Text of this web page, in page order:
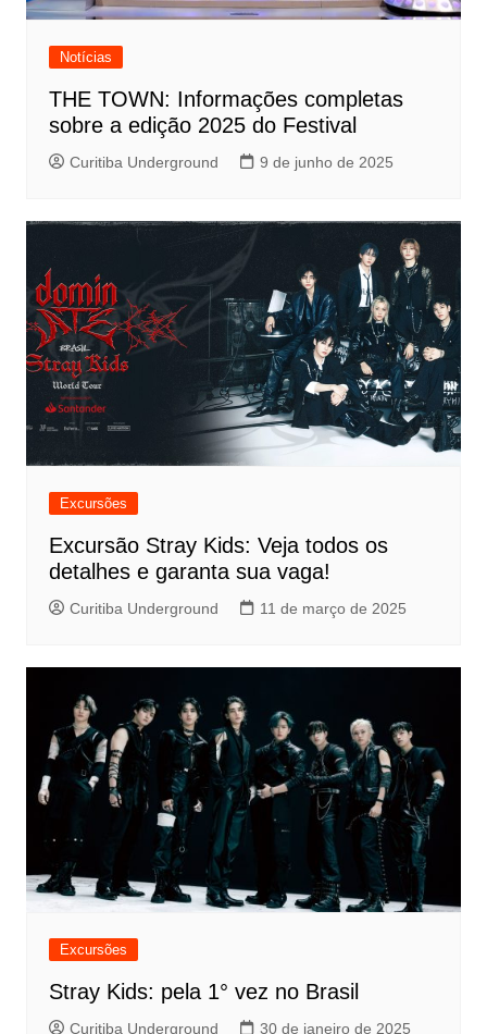
Notícias
THE TOWN: Informações completas
sobre a edição 2025 do Festival
Curitiba Underground 9 de junho de 2025
Excursões
Excursão Stray Kids: Veja todos os
detalhes e garanta sua vaga!
Curitiba Underground 11 de março de 2025
Excursões
Stray Kids: pela 1° vez no Brasil
Curitiba Underground 30 de janeiro de 2025